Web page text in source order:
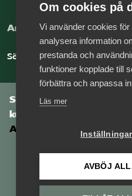
Arbeta hos
Sök jobb hos oss
Som medlem har du
kunskapsbank
Arbetsgivarguiden
Logga in
Om cookies på
Vi använder cookies
analysera information
prestanda och
funktioner kopplade till
förbättra och anpassa
Läs mer
AVBÖJ